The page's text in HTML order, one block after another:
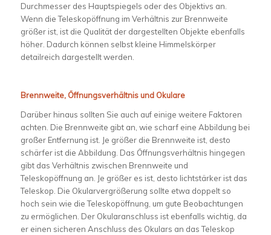
Durchmesser des Hauptspiegels oder des Objektivs an.
Wenn die Teleskopöffnung im Verhältnis zur Brennweite
größer ist, ist die Qualität der dargestellten Objekte ebenfalls
höher. Dadurch können selbst kleine Himmelskörper
detailreich dargestellt werden.
Brennweite, Öffnungsverhältnis und Okulare
Darüber hinaus sollten Sie auch auf einige weitere Faktoren
achten. Die Brennweite gibt an, wie scharf eine Abbildung bei
großer Entfernung ist. Je größer die Brennweite ist, desto
schärfer ist die Abbildung. Das Öffnungsverhältnis hingegen
gibt das Verhältnis zwischen Brennweite und
Teleskopöffnung an. Je größer es ist, desto lichtstärker ist das
Teleskop. Die Okularvergrößerung sollte etwa doppelt so
hoch sein wie die Teleskopöffnung, um gute Beobachtungen
zu ermöglichen. Der Okularanschluss ist ebenfalls wichtig, da
er einen sicheren Anschluss des Okulars an das Teleskop